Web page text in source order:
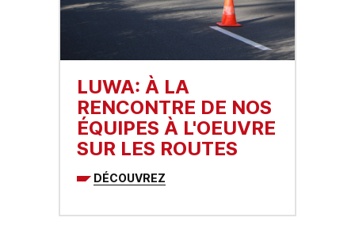
LUWA: À LA
RENCONTRE DE NOS
ÉQUIPES À L'OEUVRE
SUR LES ROUTES
DÉCOUVREZ